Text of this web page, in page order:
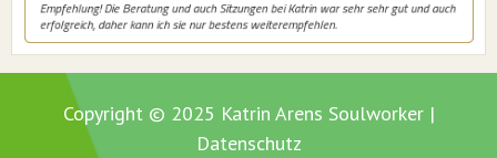
Copyright © 2025 Katrin Arens Soulworker |
Datenschutz